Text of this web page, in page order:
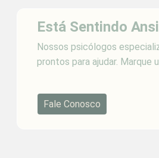
Está Sentindo
Nossos psicólogos
prontos para ajudar. Marque
Fale Conosco